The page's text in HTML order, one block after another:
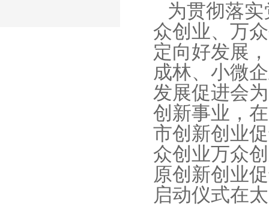
为贯彻落
众创业、万
定向好发展
成林、小微
发展促进会
创新事业，
市创新创业
众创业万众
原创新创业
启动仪式在